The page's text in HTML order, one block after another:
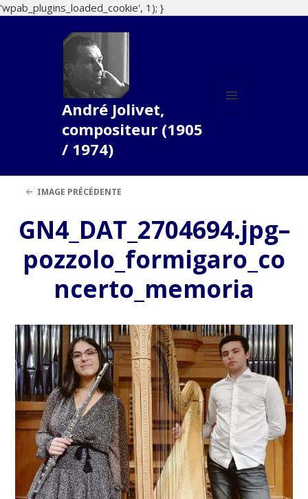
'wpab_plugins_loaded_cookie', 1); }
André Jolivet,
compositeur (1905
/ 1974)
IMAGE PRÉCÉDENTE
GN4_DAT_2704694.jpg–
pozzolo_formigaro_co
ncerto_memoria